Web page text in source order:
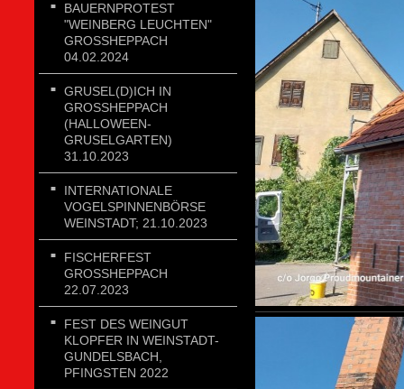
BAUERNPROTEST
"WEINBERG LEUCHTEN"
GROSSHEPPACH 0
4.02.2024
GRUSEL(D)ICH IN
GROSSHEPPACH (
HALLOWEEN-G
RUSELGARTEN) 3
1.10.2023
INTERNATIONALE
VOGELSPINNENBÖRSE
WEINSTADT; 21.10.2023
FISCHERFEST
GROSSHEPPACH 2
2.07.2023
FEST DES WEINGUT
KLOPFER IN WEINSTADT-
GUNDELSBACH,
PFINGSTEN 2022